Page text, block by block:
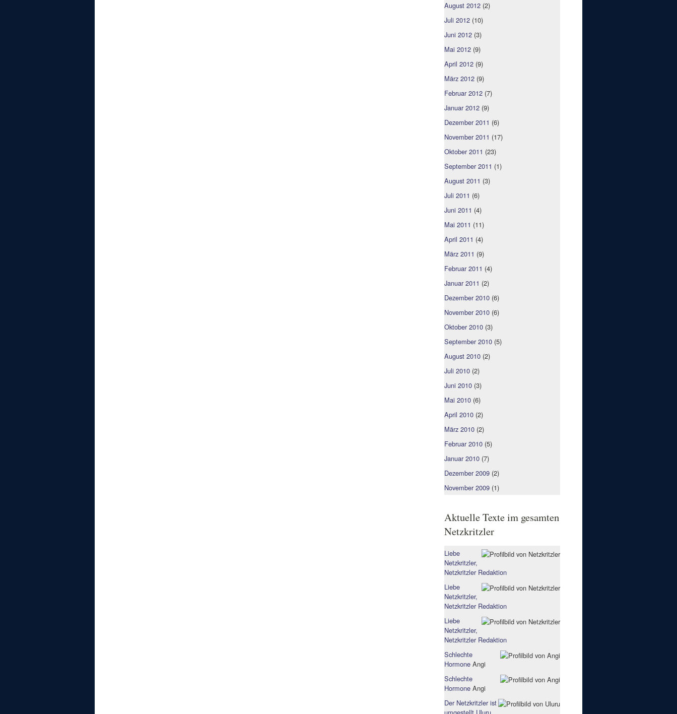
August 2012 (2)
Juli 2012 (10)
Juni 2012 (3)
Mai 2012 (9)
April 2012 (9)
März 2012 (9)
Februar 2012 (7)
Januar 2012 (9)
Dezember 2011 (6)
November 2011 (17)
Oktober 2011 (23)
September 2011 (1)
August 2011 (3)
Juli 2011 (6)
Juni 2011 (4)
Mai 2011 (11)
April 2011 (4)
März 2011 (9)
Februar 2011 (4)
Januar 2011 (2)
Dezember 2010 (6)
November 2010 (6)
Oktober 2010 (3)
September 2010 (5)
August 2010 (2)
Juli 2010 (2)
Juni 2010 (3)
Mai 2010 (6)
April 2010 (2)
März 2010 (2)
Februar 2010 (5)
Januar 2010 (7)
Dezember 2009 (2)
November 2009 (1)
Aktuelle Texte im gesamten
Netzkritzler
Liebe
Netzkritzler,
Netzkritzler Redaktion
Liebe
Netzkritzler,
Netzkritzler Redaktion
Liebe
Netzkritzler,
Netzkritzler Redaktion
Schlechte
Hormone Angi
Schlechte
Hormone Angi
Der Netzkritzler ist